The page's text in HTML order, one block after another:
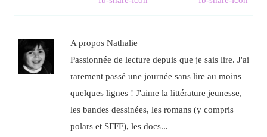
A propos Nathalie
Passionnée de lecture depuis que je sais lire. J'ai
rarement passé une journée sans lire au moins
quelques lignes ! J'aime la littérature jeunesse,
les bandes dessinées, les romans (y compris
polars et SFFF), les docs...